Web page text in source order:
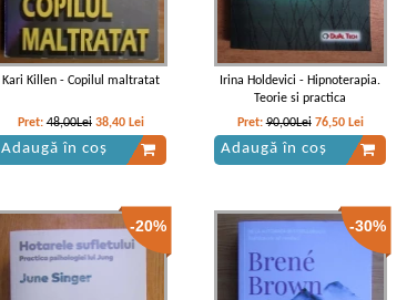
Kari Killen - Copilul maltratat
Pret:48,00Lei 38,40 Lei
Adaugă în coș
Irina Holdevici - Hipnoterapia.
Teorie si practica
Pret:90,00Lei 76,50 Lei
Adaugă în coș
-20% -30%